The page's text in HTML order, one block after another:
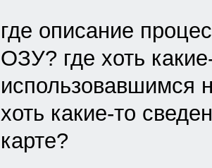
где описание
ОЗУ? где хоть
использовавшимся
хоть какие-то
карте?